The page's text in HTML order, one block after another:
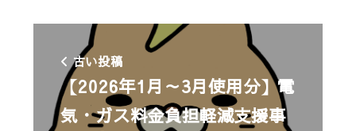
古い投稿
【2026年1月～3月使用分】電
気・ガス料金負担軽減支援事